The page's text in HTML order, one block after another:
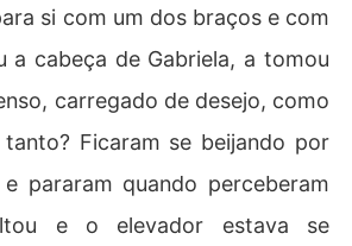
si com um dos braços e com
a cabeça de Gabriela, a tomou
carregado de desejo, como
Ficaram se beijando por
pararam quando perceberam
e o elevador estava se